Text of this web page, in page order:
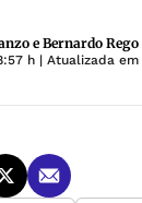
e Bernardo Rego
h | Atualizada em